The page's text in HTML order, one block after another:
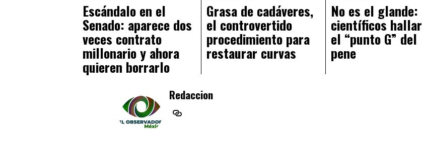
Escándalo en el
Senado: aparece dos
veces contrato
millonario y ahora
quieren borrarlo
Grasa de cadáveres,
el controvertido
procedimiento para
restaurar curvas
No es el glande:
científicos
el “punto G” del
pene
Redaccion